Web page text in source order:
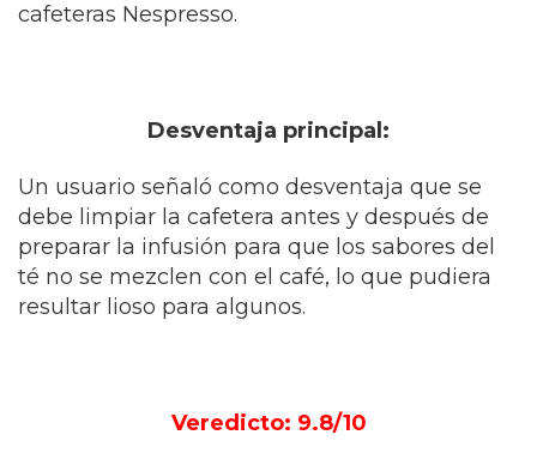
cafeteras Nespresso.
Desventaja principal:
Un usuario señaló como desventaja que se
debe limpiar la cafetera antes y después de
preparar la infusión para que los sabores del
té no se mezclen con el café, lo que pudiera
resultar lioso para algunos.
Veredicto: 9.8/10